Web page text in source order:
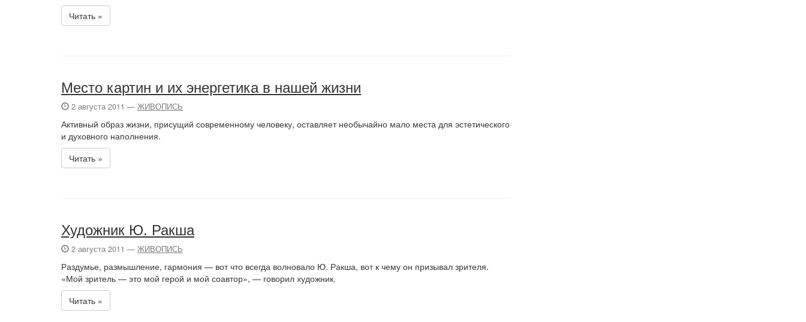
Читать »
Место картин и их энергетика в нашей жизни
2 августа 2011 — ЖИВОПИСЬ
Активный образ жизни, присущий современному человеку, оставляет необычайно мало места для эстетического
и духовного наполнения.
Читать »
Художник Ю. Ракша
2 августа 2011 — ЖИВОПИСЬ
Раздумье, размышление, гармония — вот что всегда волновало Ю. Ракша, вот к чему он призывал зрителя.
«Мой зритель — это мой герой и мой соавтор», — говорил художник.
Читать »